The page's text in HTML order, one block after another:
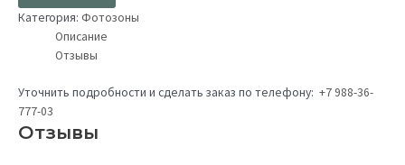
Категория: Фотозоны
Описание
Отзывы
Уточнить подробности и сделать заказ по телефону: +7 988-36-
777-03
Отзывы